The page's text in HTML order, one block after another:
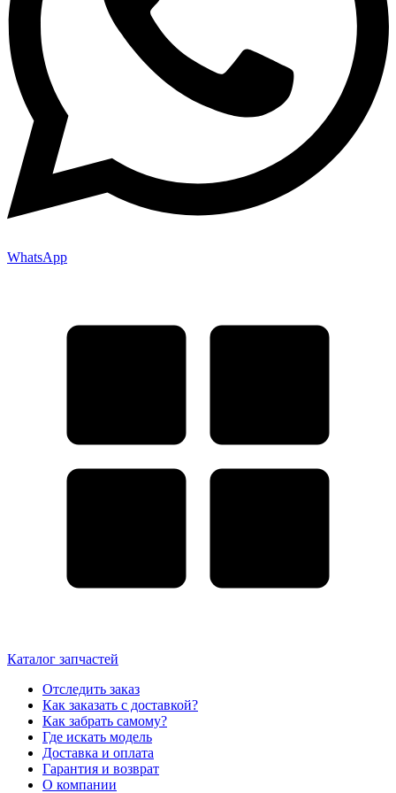
WhatsApp
Каталог запчастей
Отследить заказ
Как заказать с доставкой?
Как забрать самому?
Где искать модель
Доставка и оплата
Гарантия и возврат
О компании